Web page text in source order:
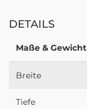
DETAILS
Maße & Gewicht
Breite
Tiefe